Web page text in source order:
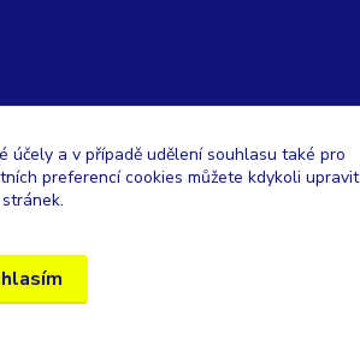
účely a v případě udělení souhlasu také pro
preferencí cookies můžete kdykoli upravit